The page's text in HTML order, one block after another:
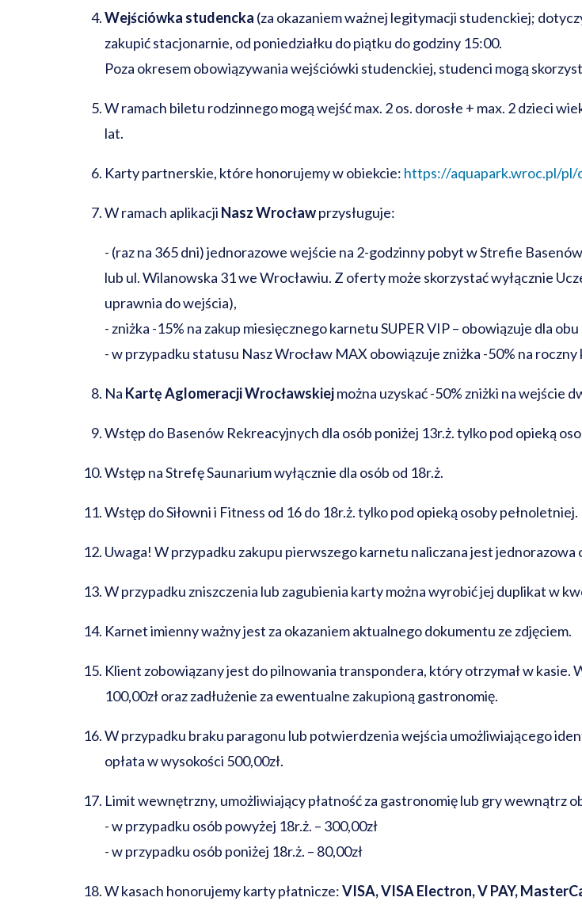
Wejściówka studencka (za okazaniem ważnej legitymacji studenckiej;
zakupić stacjonarnie, od poniedziałku do piątku do godziny 15:00.
Poza okresem obowiązywania wejściówki studenckiej, studenci mogą
W ramach biletu rodzinnego mogą wejść max. 2 os. dorosłe + max. 2 dzieci
lat.
Karty partnerskie, które honorujemy w obiekcie: https://aquapark.wroc.pl/
W ramach aplikacji Nasz Wrocławprzysługuje:
- (raz na 365 dni) jednorazowe wejście na 2-godzinny pobyt w Strefie
lub ul. Wilanowska 31 we Wrocławiu. Z oferty może skorzystać wyłącznie
uprawnia do wejścia),
- zniżka -15% na zakup miesięcznego karnetu SUPER VIP – obowiązuje dla
-w przypadku statusu Nasz Wrocław MAX obowiązuje zniżka -50% na roczny
Na Kartę Aglomeracji Wrocławskiejmożna uzyskać -50% zniżki na wejście
Wstęp do Basenów Rekreacyjnych dla osób poniżej 13r.ż. tylko pod opieką
Wstęp na Strefę Saunarium wyłącznie dla osób od 18r.ż.
Wstęp do Siłowni i Fitness od 16 do 18r.ż. tylko pod opieką osoby pełnoletniej.
Uwaga! W przypadku zakupu pierwszego karnetu naliczana jest jednorazowa
W przypadku zniszczenia lub zagubienia karty można wyrobić jej duplikat w
Karnet imienny ważny jest za okazaniem aktualnego dokumentu ze zdjęciem.
Klient zobowiązany jest do pilnowania transpondera, który otrzymał w
100,00zł oraz zadłużenie za ewentualne zakupioną gastronomię.
W przypadku braku paragonu lub potwierdzenia wejścia umożliwiającego
opłata w wysokości 500,00zł.
Limit wewnętrzny, umożliwiający płatność za gastronomię lub gry wewnątrz
- w przypadku osób powyżej 18r.ż. – 300,00zł
- w przypadku osób poniżej 18r.ż. – 80,00zł
W kasach honorujemy karty płatnicze:VISA, VISA Electron, V PAY,